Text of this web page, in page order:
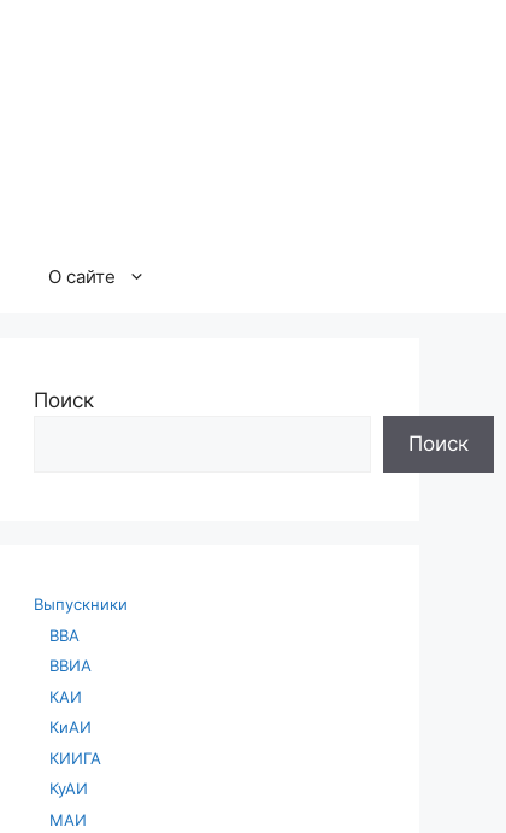
О сайте
Поиск
Поиск
Выпускники
ВВА
ВВИА
КАИ
КиАИ
КИИГА
КуАИ
МАИ